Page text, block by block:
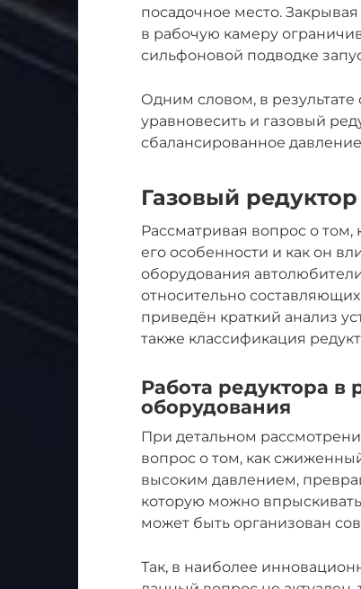
посадочное место.
в рабочую камеру
сильфоновой подводке
Одним словом, в результате
уравновесить и газовый
сбалансированное
Газовый
Рассматривая вопрос о
его особенности и как он
оборудования
относительно
приведён краткий анализ
также классификация
Работа редуктора в
оборудования
При детальном
вопрос о том, как
высоким давлением,
которую можно
может быть организован
Так, в наиболее